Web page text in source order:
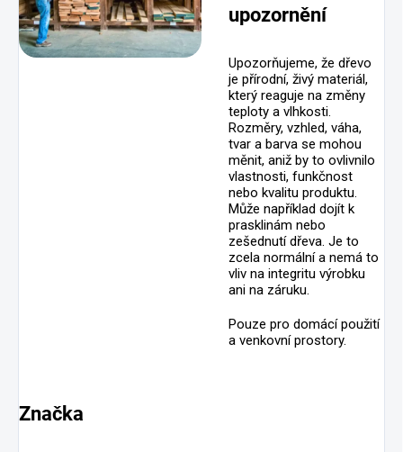
upozornění
Upozorňujeme, že dřevo
je přírodní, živý materiál,
který reaguje na změny
teploty a vlhkosti.
Rozměry, vzhled, váha,
tvar a barva se mohou
měnit, aniž by to ovlivnilo
vlastnosti, funkčnost
nebo kvalitu produktu.
Může například dojít k
prasklinám nebo
zešednutí dřeva. Je to
zcela normální a nemá to
vliv na integritu výrobku
ani na záruku.
Pouze pro domácí použití
a venkovní prostory.
Značka